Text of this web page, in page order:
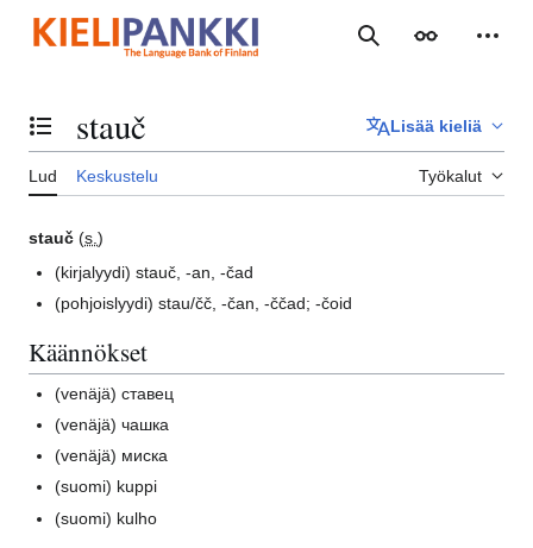
sisältöön
Haku Ulkoasu
Vaihda sisällysluettelo
stauč Lisää kieliä
Lud Keskustelu Työkalut
stauč (s. )
(kirjalyydi)stauč, -an, -čad
(pohjoislyydi)stau/čč, -čan, -ččad; -čoid
Käännökset
(venäjä)ставец
(venäjä)чашка
(venäjä) миска
(suomi) kuppi
(suomi) kulho